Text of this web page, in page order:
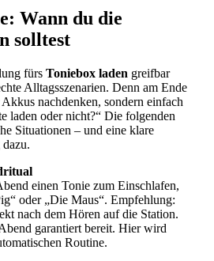
Wann du die
solltest
fürs Toniebox laden greifbar
Alltagsszenarien. Denn am Ende
nachdenken, sondern einfach
laden oder nicht?“ Die folgenden
Situationen – und eine klare
einen Tonie zum Einschlafen,
oder „Die Maus“. Empfehlung:
nach dem Hören auf die Station.
garantiert bereit. Hier wird
Routine.